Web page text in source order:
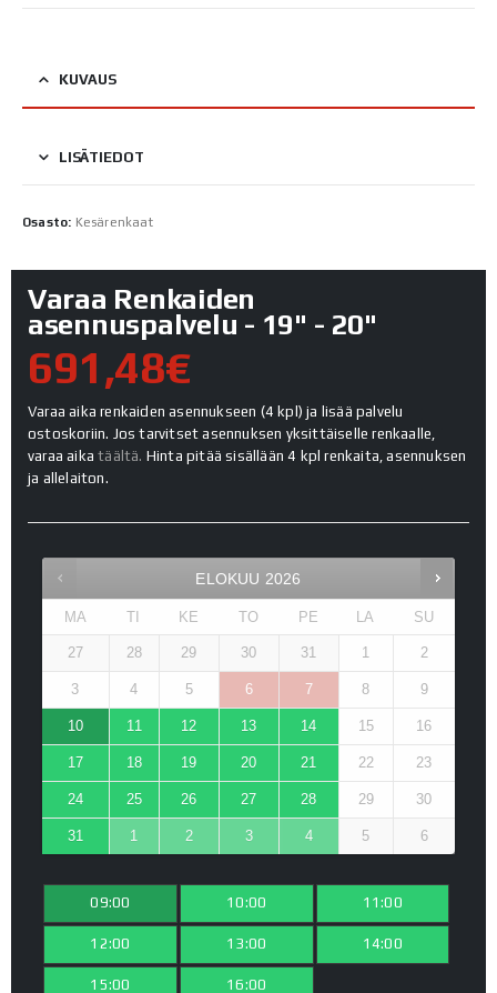
KUVAUS
LISÄTIEDOT
Osasto: Kesärenkaat
Varaa Renkaiden
asennuspalvelu - 19" - 20"
691,48€
Varaa aika renkaiden asennukseen (4 kpl) ja lisää palvelu
ostoskoriin. Jos tarvitset asennuksen yksittäiselle renkaalle,
varaa aikatäältä. Hinta pitää sisällään 4 kpl renkaita, asennuksen
ja allelaiton.
ELOKUU 2026
MA TI KE TO PE LA SU
27 28 29 30 31 1 2
3 4 5 6 7 8 9
10 11 12 13 14 15 16
17 18 19 20 21 22 23
24 25 26 27 28 29 30
31 1 2 3 4 5 6
09:00 10:00 11:00
12:00 13:00 14:00
15:00 16:00